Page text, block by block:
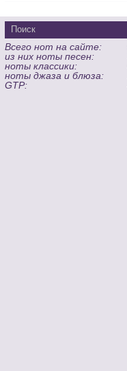
Всего нот на сайте:
из них ноты песен:
ноты классики:
ноты джаза и блюза:
GTP: